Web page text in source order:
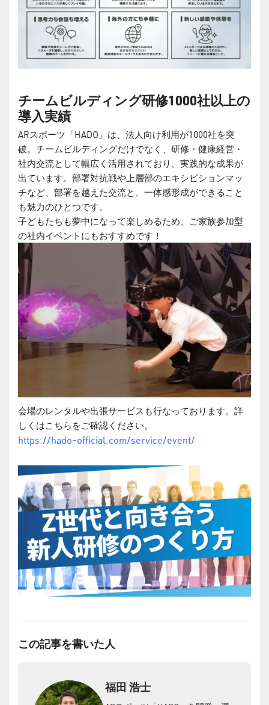
チームビルディング研修1000社以上の
導入実績
ARスポーツ「HADO」は、法人向け利用が1000社を突
破。チームビルディングだけでなく、研修・健康経営・
社内交流として幅広く活用されており、実践的な成果が
出ています。部署対抗戦や上層部のエキシビションマッ
チなど、部署を越えた交流と、一体感形成ができること
も魅力のひとつです。
子どもたちも夢中になって楽しめるため、ご家族参加型
の社内イベントにもおすすめです！
会場のレンタルや出張サービスも行なっております。詳
しくはこちらをご確認ください。
https://hado-official.com/service/event/
この記事を書いた人
福田 浩士